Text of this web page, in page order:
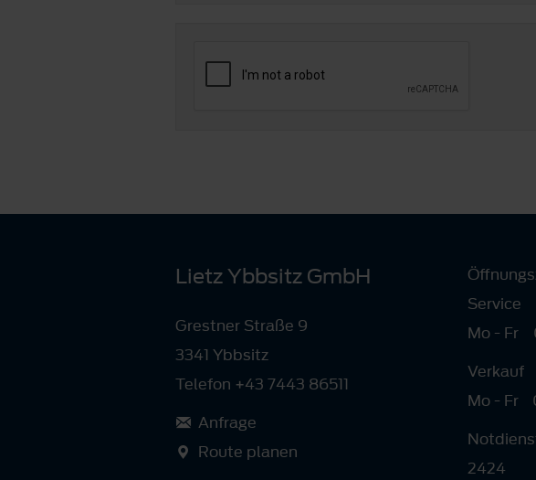
Lietz Ybbsitz GmbH
Grestner Straße 9
3341 Ybbsitz
Telefon +43 7443 86511
Anfrage
Route planen
Service
Mo - Fr
Verkauf
Mo - Fr
2424